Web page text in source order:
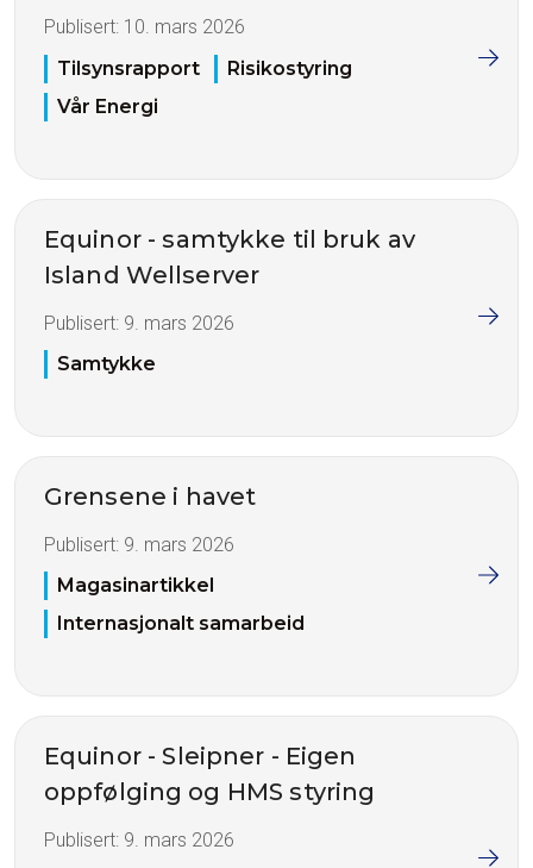
Publisert: 10. mars 2026
Tilsynsrapport
Risikostyring
Vår Energi
Equinor - samtykke til bruk av
Island Wellserver
Publisert: 9. mars 2026
Samtykke
Grensene i havet
Publisert: 9. mars 2026
Magasinartikkel
Internasjonalt samarbeid
Equinor - Sleipner - Eigen
oppfølging og HMS styring
Publisert: 9. mars 2026